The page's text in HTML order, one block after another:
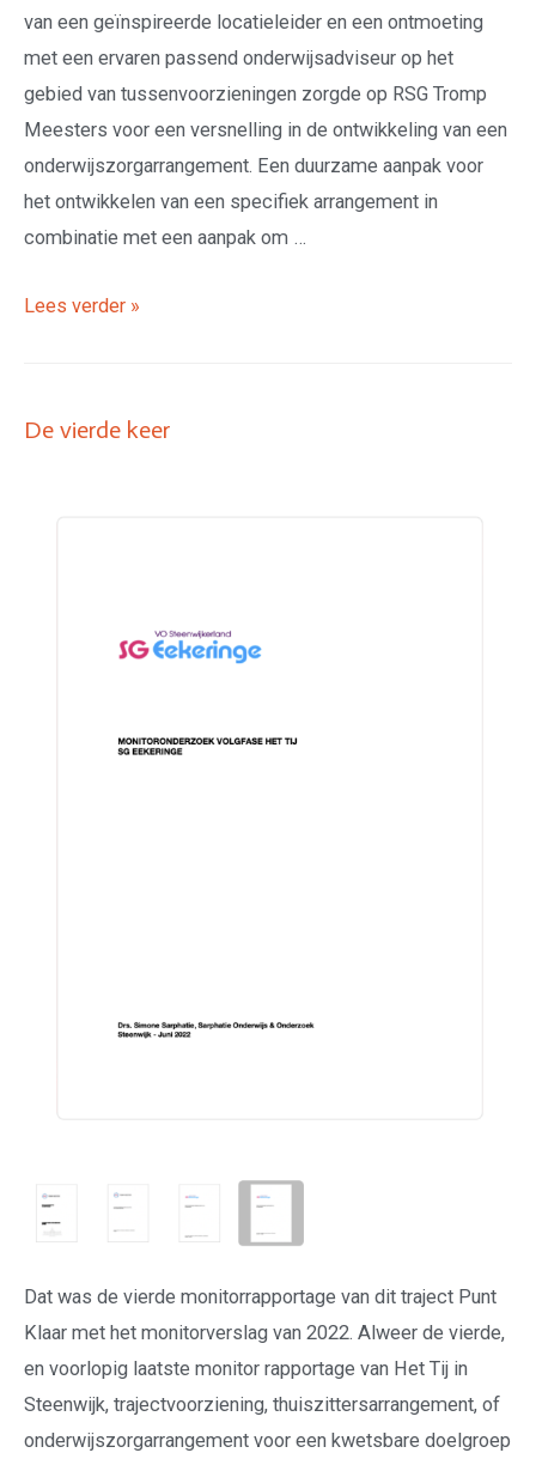
van een geïnspireerde locatieleider en een ontmoeting
met een ervaren passend onderwijsadviseur op het
gebied van tussenvoorzieningen zorgde op RSG Tromp
Meesters voor een versnelling in de ontwikkeling van een
onderwijszorgarrangement. Een duurzame aanpak voor
het ontwikkelen van een specifiek arrangement in
combinatie met een aanpak om …
Lees verder »
De vierde keer
Dat was de vierde monitorrapportage van dit traject Punt
Klaar met het monitorverslag van 2022. Alweer de vierde,
en voorlopig laatste monitor rapportage van Het Tij in
Steenwijk, trajectvoorziening, thuiszittersarrangement, of
onderwijszorgarrangement voor een kwetsbare doelgroep